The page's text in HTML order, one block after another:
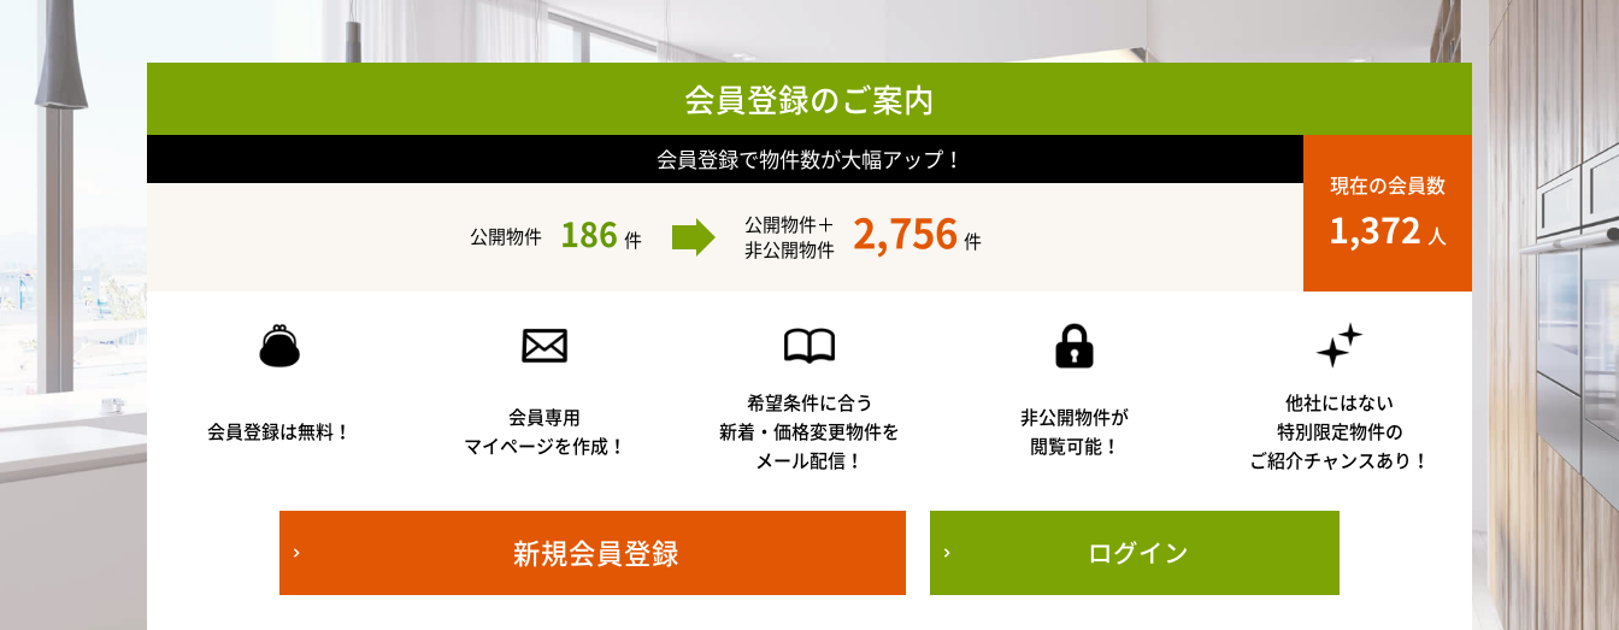
会員登録のご案内
会員登録で物件数が大幅アップ！
公開物件 186 件
公開物件＋
非公開物件
2,756 件
現在の会員数
1,372 人
会員登録は無料！
会員専用
マイページを作成！
希望条件に合う
新着・価格変更物件を
メール配信！
非公開物件が
閲覧可能！
他社にはない
特別限定物件の
ご紹介チャンスあり！
新規会員登録 ログイン